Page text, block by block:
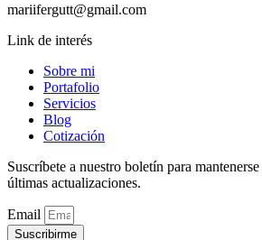
mariifergutt@gmail.com
Link de interés
Sobre mi
Portafolio
Servicios
Blog
Cotización
Suscríbete a nuestro boletín para
últimas actualizaciones.
Email
Suscribirme